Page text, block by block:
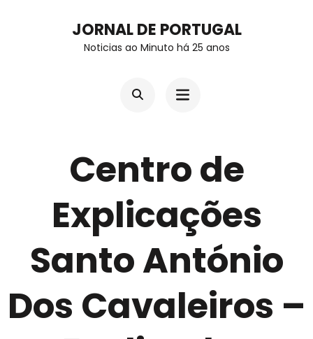
JORNAL DE PORTUGAL
Noticias ao Minuto há 25 anos
Centro de
Explicações
Santo António
Dos Cavaleiros –